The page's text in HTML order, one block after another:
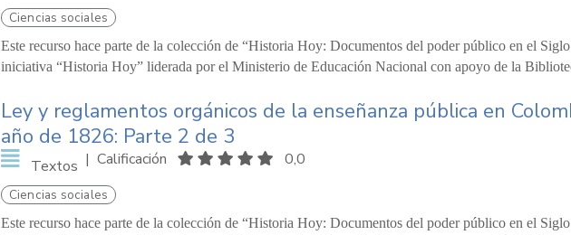
Ciencias sociales
Este recurso hace parte de la colección de “Historia Hoy: Documentos del poder público en el
iniciativa “Historia Hoy” liderada por el Ministerio de Educación Nacional con apoyo de la
Ley y reglamentos orgánicos de la enseñanza pública en
año de 1826: Parte 2 de 3
Textos | Calificación 0,0
Ciencias sociales
Este recurso hace parte de la colección de “Historia Hoy: Documentos del poder público en el